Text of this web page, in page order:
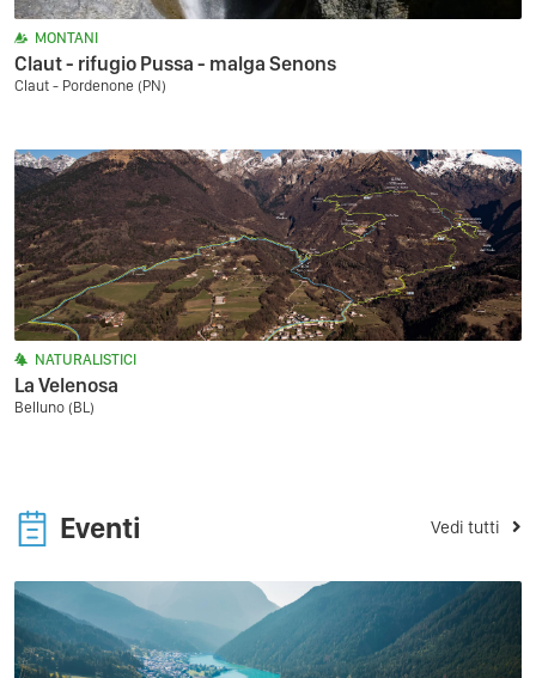
MONTANI
Claut - rifugio Pussa - malga Senons
Claut - Pordenone (PN)
NATURALISTICI
La Velenosa
Belluno (BL)
Eventi Vedi tutti